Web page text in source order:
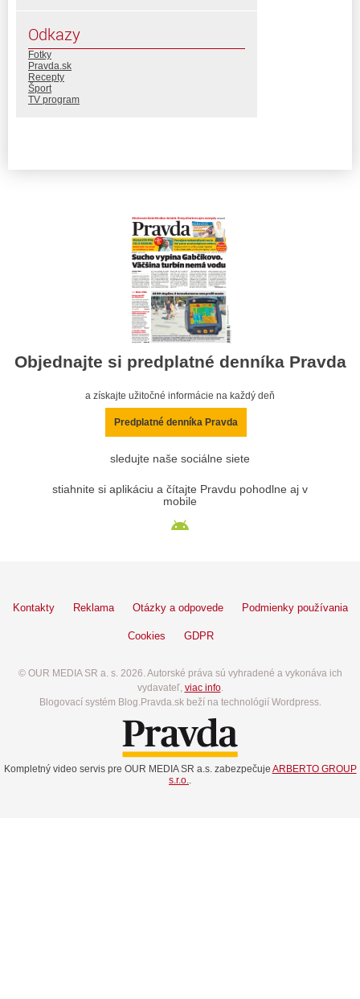
Odkazy
Fotky
Pravda.sk
Recepty
Šport
TV program
Objednajte si predplatné denníka Pravda
a získajte užitočné informácie na každý deň
Predplatné denníka Pravda
sledujte naše sociálne siete
stiahnite si aplikáciu a čítajte Pravdu pohodlne aj v
mobile
Kontakty Reklama Otázky a odpovede Podmienky používania
Cookies GDPR
© OUR MEDIA SR a. s. 2026. Autorské práva sú vyhradené a vykonáva ich
vydavateľ, viac info.
Blogovací systém Blog.Pravda.sk beží na technológií Wordpress.
Kompletný video servis pre OUR MEDIA SR a.s. zabezpečuje ARBERTO GROUP
s.r.o.